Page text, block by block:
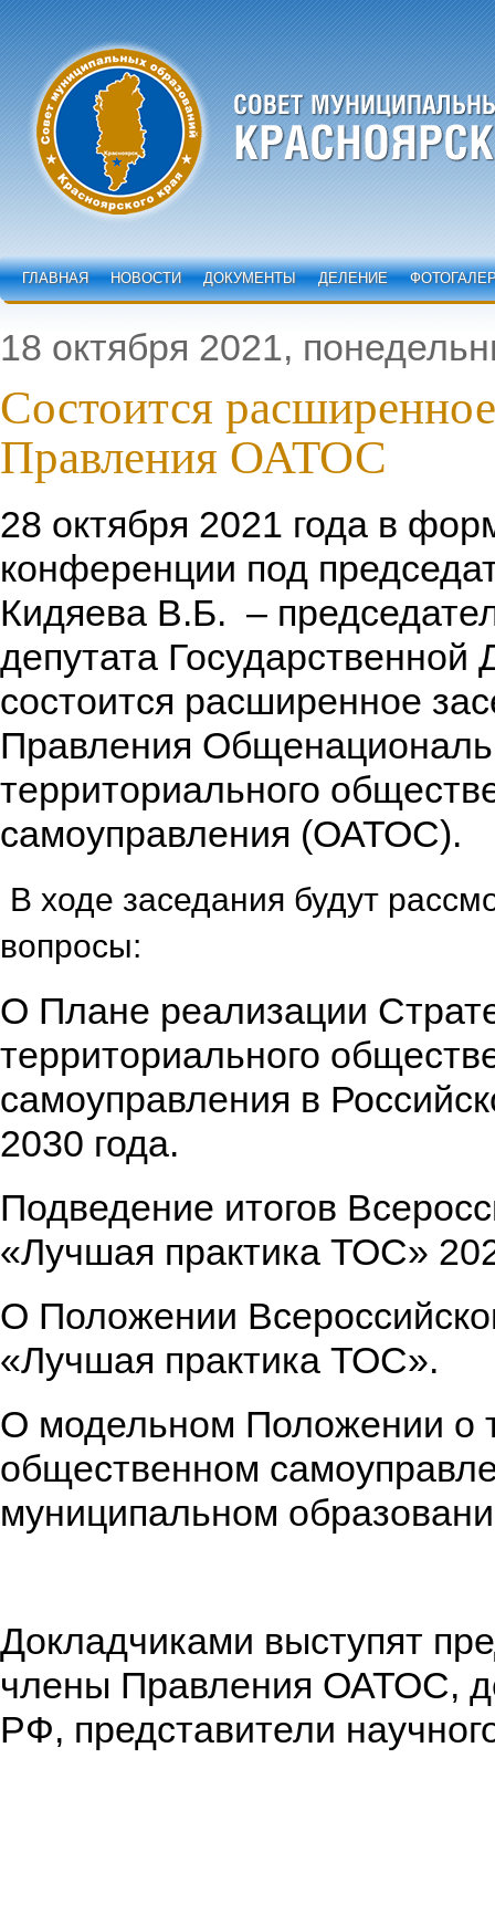
ГЛАВНАЯ НОВОСТИ ДОКУМЕНТЫ ДЕЛЕНИЕ
18 октября 2021,
Состоится
Правления ОАТОС
28 октября 2021 года в
конференции под
Кидяева В.Б. –
депутата
состоится расширенное
Правления
территориального
самоуправления (ОАТОС).
В ходе заседания будут
вопросы:
О Плане реализации
территориального
самоуправления в
2030 года.
Подведение итогов
«Лучшая практика ТОС»
О Положении
«Лучшая практика ТОС».
О модельном Положении о
общественном
муниципальном
Докладчиками выступят
члены Правления ОАТОС,
РФ, представители